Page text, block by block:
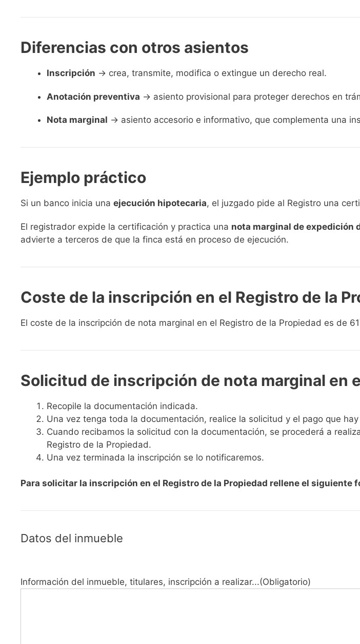
Diferencias con otros asientos
Inscripción → crea, transmite, modifica o extingue un derecho real.
Anotación preventiva → asiento provisional para proteger derechos en
Nota marginal → asiento accesorio e informativo, que complementa una
Ejemplo práctico
Si un banco inicia una ejecución hipotecaria, el juzgado pide al Registro una
El registrador expide la certificación y practica una nota marginal de expedición
advierte a terceros de que la finca está en proceso de ejecución.
Coste de la inscripción en el Registro de la
El coste de la inscripción de nota marginal en el Registro de la Propiedad es de
Solicitud de inscripción de nota marginal en
Recopile la documentación indicada.
Una vez tenga toda la documentación, realice la solicitud y el pago que
Cuando recibamos la solicitud con la documentación, se procederá a
Registro de la Propiedad.
Una vez terminada la inscripción se lo notificaremos.
Para solicitar la inscripción en el Registro de la Propiedad rellene el siguiente
Datos del inmueble
Información del inmueble, titulares, inscripción a realizar...(Obligatorio)